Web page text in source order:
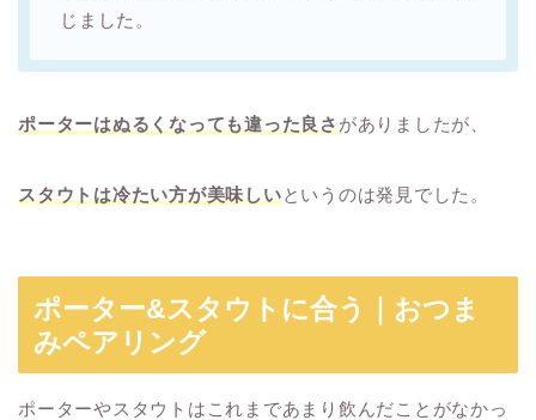
じました。
ポーターはぬるくなっても違った良さ がありましたが、
スタウトは冷たい方が美味しいというのは発見でした。
ポーター&スタウトに合う｜おつま
みペアリング
ポーターやスタウトはこれまであまり飲んだことがなかっ